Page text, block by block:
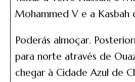
Mohammed V e a Kasbah
Poderás almoçar.
para norte através de
chegar à Cidade Azul de